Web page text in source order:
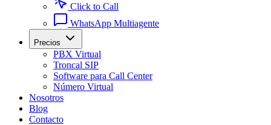
Click to Call
WhatsApp Multiagente
Precios
PBX Virtual
Troncal SIP
Software para Call Center
Número Virtual
Nosotros
Blog
Contacto